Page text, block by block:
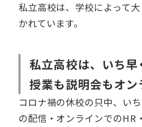
私立高校は、学校によって
かれています。
私立高校は、いち早
授業も説明会もオン
コロナ禍の休校の只中、い
の配信・オンラインでのHR